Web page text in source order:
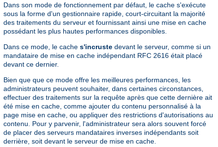
Dans son mode de fonctionnement par défaut, le cache s'exécute
sous la forme d'un gestionnaire rapide, court-circuitant la majorité
des traitements du serveur et fournissant ainsi une mise en cache
possédant les plus hautes performances disponibles.
Dans ce mode, le cache s'incruste devant le serveur, comme si un
mandataire de mise en cache indépendant RFC 2616 était placé
devant ce dernier.
Bien que que ce mode offre les meilleures performances, les
administrateurs peuvent souhaiter, dans certaines circonstances,
effectuer des traitements sur la requête après que cette dernière ait
été mise en cache, comme ajouter du contenu personnalisé à la
page mise en cache, ou appliquer des restrictions d'autorisations au
contenu. Pour y parvenir, l'administrateur sera alors souvent forcé
de placer des serveurs mandataires inverses indépendants soit
derrière, soit devant le serveur de mise en cache.